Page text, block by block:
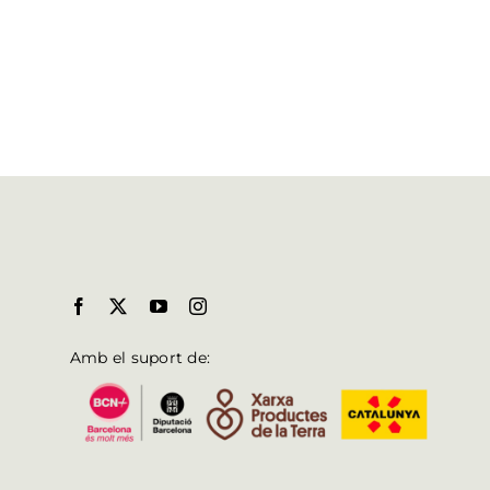
Amb el suport de: